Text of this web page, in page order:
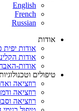
English
French
Russian
אודות
אודות יפית
אודות
אודות-
טיפולים
רוזציאה
רוזציאה
רוזציאה